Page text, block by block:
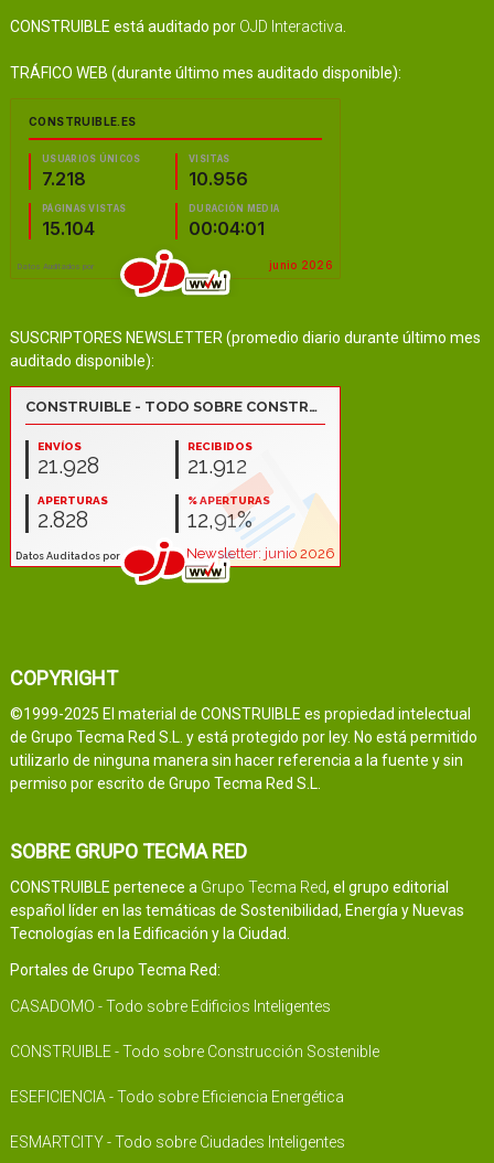
CONSTRUIBLE está auditado por OJD Interactiva
TRÁFICO WEB (durante último mes auditado disponible):
SUSCRIPTORES NEWSLETTER (promedio diario durante último mes
auditado disponible):
COPYRIGHT
©1999-2025 El material de CONSTRUIBLE es propiedad intelectual
de Grupo Tecma Red S.L. y está protegido por ley. No está permitido
utilizarlo de ninguna manera sin hacer referencia a la fuente y sin
permiso por escrito de Grupo Tecma Red S.L.
SOBRE GRUPO TECMA RED
CONSTRUIBLE pertenece a Grupo Tecma Red, el grupo editorial
español líder en las temáticas de Sostenibilidad, Energía y Nuevas
Tecnologías en la Edificación y la Ciudad.
Portales de Grupo Tecma Red:
CASADOMO - Todo sobre Edificios Inteligentes
CONSTRUIBLE - Todo sobre Construcción Sostenible
ESEFICIENCIA - Todo sobre Eficiencia Energética
ESMARTCITY - Todo sobre Ciudades Inteligentes